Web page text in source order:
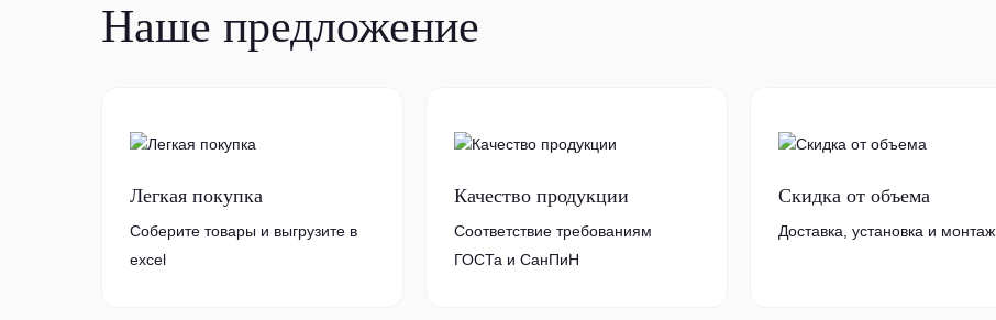
Наше предложение
Легкая покупка
Соберите товары и выгрузите в
excel
Качество продукции
Соответствие требованиям
ГОСТа и СанПиН
Скидка от объема
Доставка, установка и монтаж